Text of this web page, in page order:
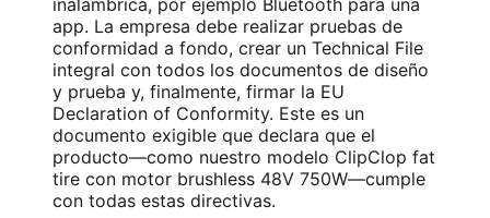
app. La empresa debe realizar pruebas de
conformidad a fondo, crear un Technical File
integral con todos los documentos de diseño
y prueba y, finalmente, firmar la EU
Declaration of Conformity. Este es un
documento exigible que declara que el
producto—como nuestro modelo ClipClop fat
tire con motor brushless 48V 750W—cumple
con todas estas directivas.